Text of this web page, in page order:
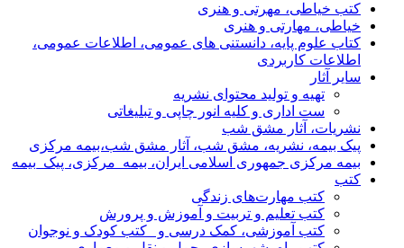
کتب خیاطی، مهرتی و هنری
خیاطی، مهارتی و هنری
کتاب علوم پایه، دانستنی های عمومی، اطلاعات عمومی،
اطلاعات کاربردی
سایر آثار
تهیه و تولید محتوای نشریه
ست اداری و کلیه انور چاپی و تبلیغاتی
نشریات، آثار مشق شب
پیک بیمه، نشریه، مشق شب، آثار مشق شب،بیمه مرکزی
بیمه مرکزی جمهوری اسلامی ایران، بیمه_مرکزی، پیک_بیمه
کتب
کتب مهارت‌های زندگی
کتب تعلیم و تربیت و آموزش و پرورش
کتب آموزشی، کمک درسی و _کتب کودک و نوجوان